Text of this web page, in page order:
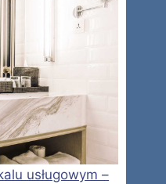
usługowym –